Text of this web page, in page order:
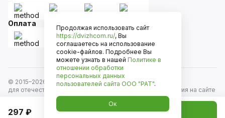
297 ₽ Добавить в корзину
Оплата
© 2015–2026
Движком — сеть магазинов автозапчастей
для отечественных автомобилей и иномарок. Информация на сайте
носит исключительно информационный характер и не является
публичной офертой, определяемой положениями
ст. 437 Гражданского кодекса РФ. Все права защищены.
Продолжая использовать сайт
https://dvizhcom.ru/, Вы
соглашаетесь на использование
cookie-файлов. Подробнее Вы
можете узнать в нашей Политике в
отношении обработки
персональных данных
пользователей сайта ООО "РАТ".
Ок